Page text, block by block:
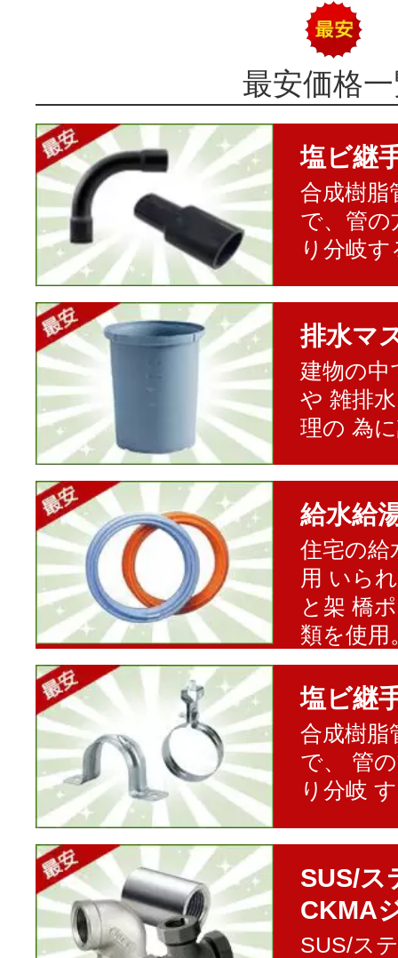
最安価格
塩ビ継
合成樹脂
で、管の
り分岐
排水マ
建物の中
や 雑排
理の 為
給水給
住宅の給
用 いら
と架 橋
類を使用
塩ビ継
合成樹脂
で、 管
り分岐
SUS/ス
CKMA
SUS/ス